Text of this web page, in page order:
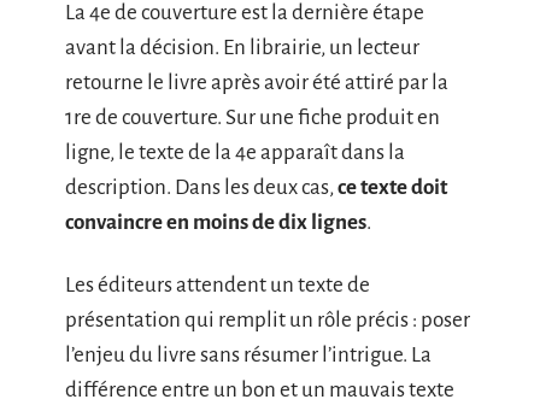
La 4e de couverture est la dernière étape
avant la décision. En librairie, un lecteur
retourne le livre après avoir été attiré par la
1re de couverture. Sur une fiche produit en
ligne, le texte de la 4e apparaît dans la
description. Dans les deux cas,ce texte doit
convaincre en moins de dix lignes.
Les éditeurs attendent un texte de
présentation qui remplit un rôle précis : poser
l’enjeu du livre sans résumer l’intrigue. La
différence entre un bon et un mauvais texte